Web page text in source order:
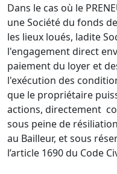
Dans le cas où le
une Société du fonds
les lieux loués, ladite
l'engagement direct
paiement du loyer et
l'exécution des
que le propriétaire
actions, directement
sous peine de
au Bailleur, et sous
l’article 1690 du Code